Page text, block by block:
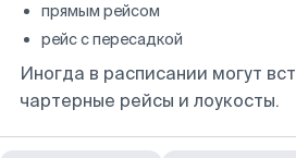
прямым рейсом
рейс с пересадкой
Иногда в расписании могут
чартерные рейсы и лоукосты.